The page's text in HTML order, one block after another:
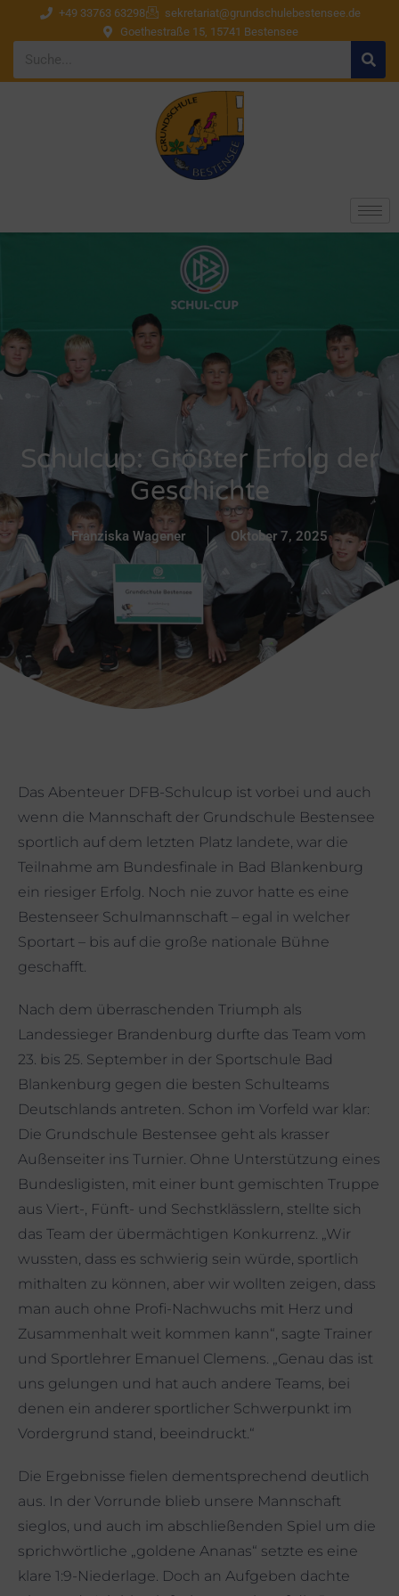
+49 33763 63298
sekretariat@grundschulebestensee.de
Goethestraße 15, 15741 Bestensee
Schulcup: Größter Erfolg der
Geschichte
Franziska Wagener Oktober 7, 2025
Das Abenteuer DFB-Schulcup ist vorbei und auch
wenn die Mannschaft der Grundschule Bestensee
sportlich auf dem letzten Platz landete, war die
Teilnahme am Bundesfinale in Bad Blankenburg
ein riesiger Erfolg. Noch nie zuvor hatte es eine
Bestenseer Schulmannschaft – egal in welcher
Sportart – bis auf die große nationale Bühne
geschafft.
Nach dem überraschenden Triumph als
Landessieger Brandenburg durfte das Team vom
23. bis 25. September in der Sportschule Bad
Blankenburg gegen die besten Schulteams
Deutschlands antreten. Schon im Vorfeld war klar:
Die Grundschule Bestensee geht als krasser
Außenseiter ins Turnier. Ohne Unterstützung eines
Bundesligisten, mit einer bunt gemischten Truppe
aus Viert-, Fünft- und Sechstklässlern, stellte sich
das Team der übermächtigen Konkurrenz. „Wir
wussten, dass es schwierig sein würde, sportlich
mithalten zu können, aber wir wollten zeigen, dass
man auch ohne Profi-Nachwuchs mit Herz und
Zusammenhalt weit kommen kann“, sagte Trainer
und Sportlehrer Emanuel Clemens. „Genau das ist
uns gelungen und hat auch andere Teams, bei
denen ein anderer sportlicher Schwerpunkt im
Vordergrund stand, beeindruckt.“
Die Ergebnisse fielen dementsprechend deutlich
aus. In der Vorrunde blieb unsere Mannschaft
sieglos, und auch im abschließenden Spiel um die
sprichwörtliche „goldene Ananas“ setzte es eine
klare 1:9-Niederlage. Doch an Aufgeben dachte